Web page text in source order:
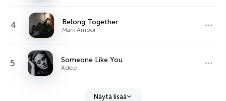
4 Belong Together
Mark Ambor
5 Someone Like You
Adele
Näytä lisää